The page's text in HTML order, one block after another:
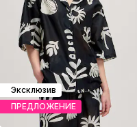
Эксклюзив
ПРЕДЛОЖЕНИЕ